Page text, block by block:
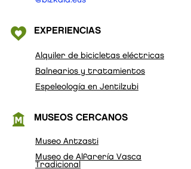
EXPERIENCIAS
Alquiler de bicicletas eléctricas
Balnearios y tratamientos
Espeleología en Jentilzubi
MUSEOS CERCANOS
Museo Antzasti
Museo de Alfarería Vasca
Tradicional